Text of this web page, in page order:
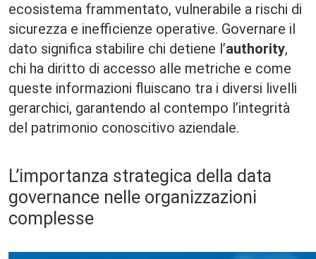
ecosistema frammentato, vulnerabile a rischi di
sicurezza e inefficienze operative. Governare il
dato significa stabilire chi detiene l’authority,
chi ha diritto di accesso alle metriche e come
queste informazioni fluiscano tra i diversi livelli
gerarchici, garantendo al contempo l’integrità
del patrimonio conoscitivo aziendale.
L’importanza strategica della data
governance nelle organizzazioni
complesse